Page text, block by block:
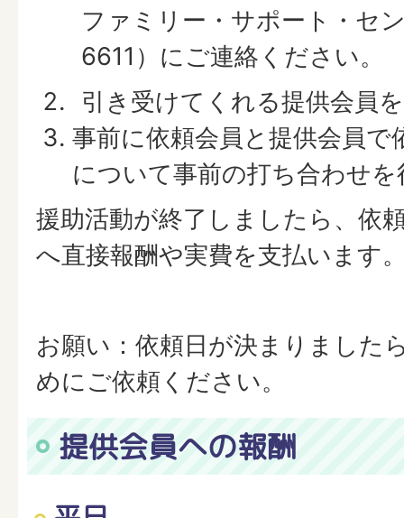
ファミリー・サポート・セ
6611）にご連絡ください。
引き受けてくれる提供会員
事前に依頼会員と提供会員で
について事前の打ち合わせ
援助活動が終了しましたら、依
へ直接報酬や実費を支払います
お願い：依頼日が決まりました
めにご依頼ください。
提供会員への報酬